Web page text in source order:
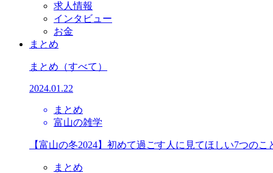
求人情報
インタビュー
お金
まとめ
まとめ （すべて）
2024.01.22
まとめ
富山の雑学
【富山の冬2024】初めて過ごす人に見てほしい7つのこ
まとめ